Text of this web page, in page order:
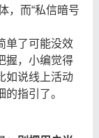
，而“私信暗号
单了可能没效
握，小编觉得
如说线上活动
指引了。